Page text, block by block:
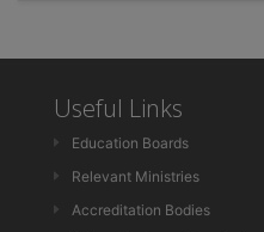
Useful Links
Education Boards
Relevant Ministries
Accreditation Bodies